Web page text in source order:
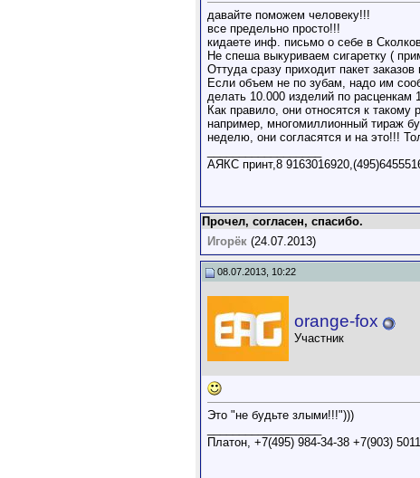
давайте поможем человеку!!!
все предельно просто!!!
кидаете инф. письмо о себе в
Не спеша выкуриваем сигаретку (
Оттуда сразу приходит пакет
Если объем не по зубам, надо им
делать 10.000 изделий по расценкам
Как правило, они относятся к
например, многомиллионный тираж
неделю, они согласятся и на это!!!
АЯКС принт,8
Прочел, согласен, спасибо.
Игорёк (24.07.2013)
08.07.2013, 10:22
orange-fox
Участник
Это "не будьте злыми!!!")))
Платон, +7(495) 984-34-38 +7(903)